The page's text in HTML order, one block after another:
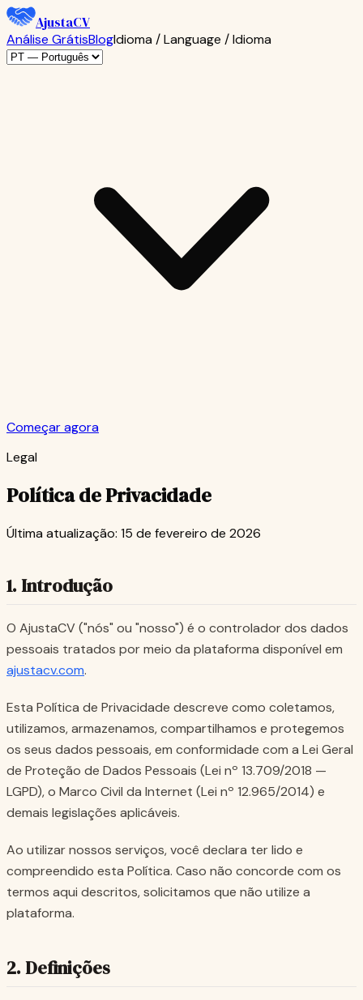
AjustaCV
Análise GrátisBlogIdioma / Language / Idioma
Começar agora
Legal
Política de Privacidade
Última atualização: 15 de fevereiro de 2026
1. Introdução
O AjustaCV ("nós" ou "nosso") é o controlador dos dados
pessoais tratados por meio da plataforma disponível em
ajustacv.com.
Esta Política de Privacidade descreve como coletamos,
utilizamos, armazenamos, compartilhamos e protegemos
os seus dados pessoais, em conformidade com a Lei Geral
de Proteção de Dados Pessoais (Lei nº 13.709/2018 —
LGPD), o Marco Civil da Internet (Lei nº 12.965/2014) e
demais legislações aplicáveis.
Ao utilizar nossos serviços, você declara ter lido e
compreendido esta Política. Caso não concorde com os
termos aqui descritos, solicitamos que não utilize a
plataforma.
2. Definições